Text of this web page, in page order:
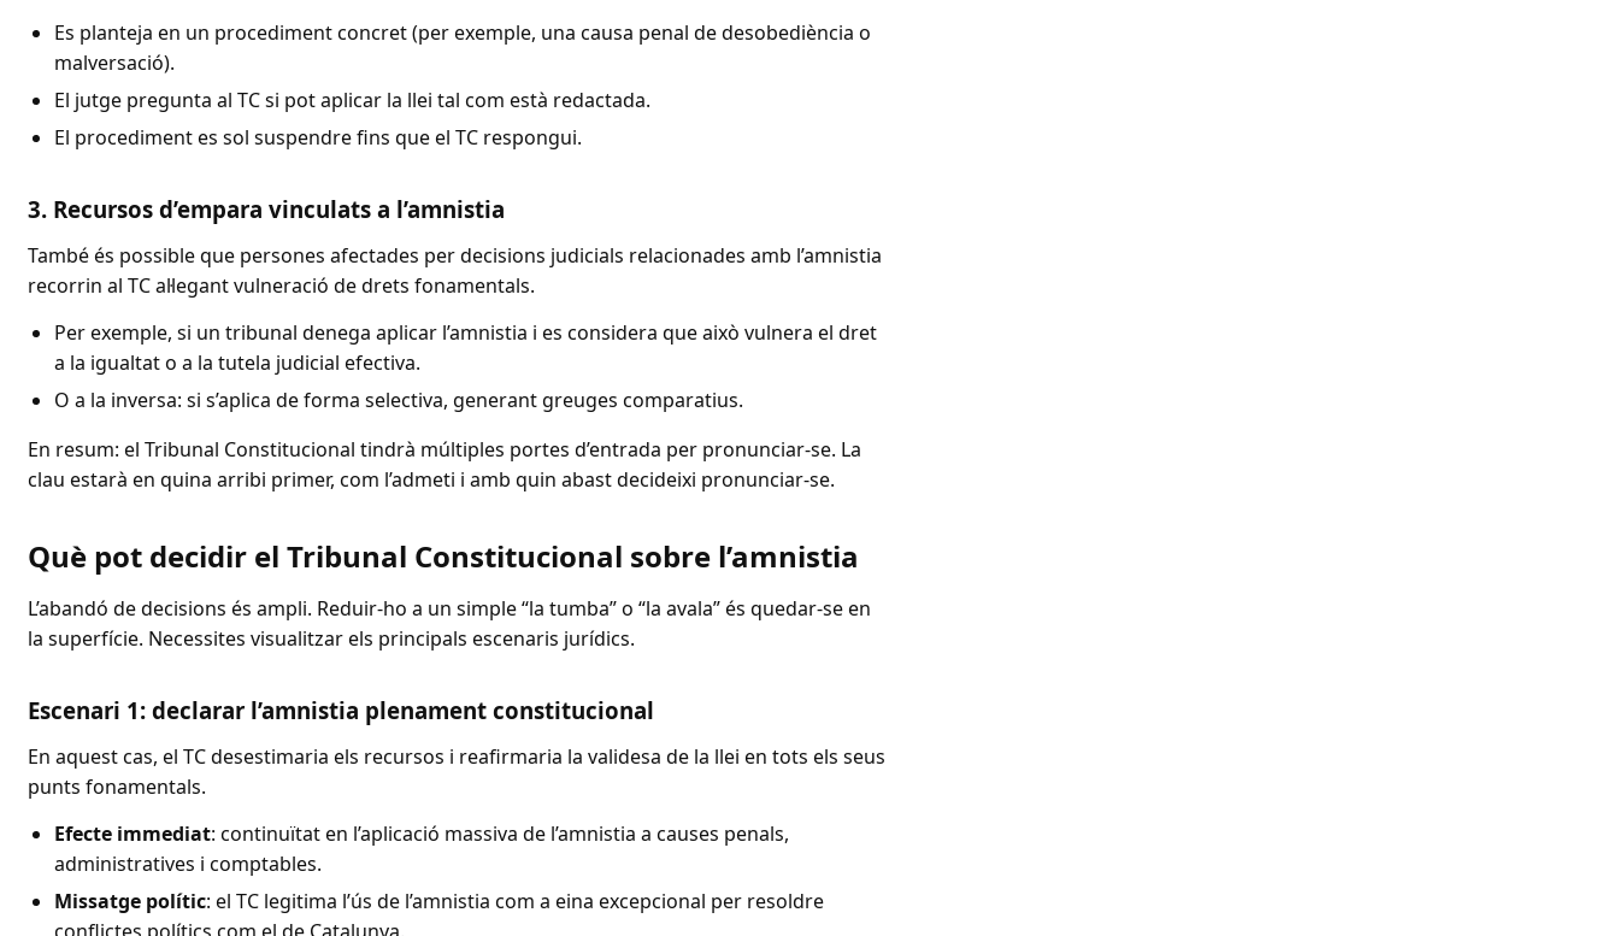
Es planteja en un procediment concret (per exemple, una causa penal de desobediència o
malversació).
El jutge pregunta al TC si pot aplicar la llei tal com està redactada.
El procediment es sol suspendre fins que el TC respongui.
3. Recursos d’empara vinculats a l’amnistia
També és possible que persones afectades per decisions judicials relacionades amb l’amnistia
recorrin al TC al·legant vulneració de drets fonamentals.
Per exemple, si un tribunal denega aplicar l’amnistia i es considera que això vulnera el dret
a la igualtat o a la tutela judicial efectiva.
O a la inversa: si s’aplica de forma selectiva, generant greuges comparatius.
En resum: el Tribunal Constitucional tindrà múltiples portes d’entrada per pronunciar-se. La
clau estarà en quina arribi primer, com l’admeti i amb quin abast decideixi pronunciar-se.
Què pot decidir el Tribunal Constitucional sobre l’amnistia
L’abandó de decisions és ampli. Reduir-ho a un simple “la tumba” o “la avala” és quedar-se en
la superfície. Necessites visualitzar els principals escenaris jurídics.
Escenari 1: declarar l’amnistia plenament constitucional
En aquest cas, el TC desestimaria els recursos i reafirmaria la validesa de la llei en tots els seus
punts fonamentals.
Efecte immediat: continuïtat en l’aplicació massiva de l’amnistia a causes penals,
administratives i comptables.
Missatge polític: el TC legitima l’ús de l’amnistia com a eina excepcional per resoldre